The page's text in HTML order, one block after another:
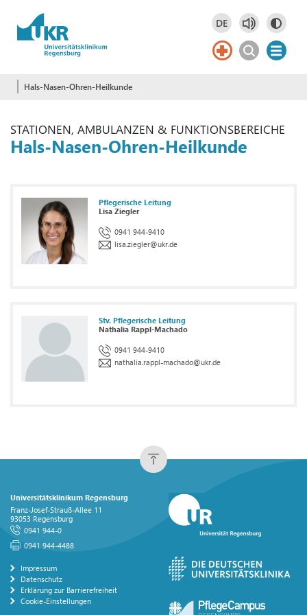
Springe zum Hauptinhalt DE
Deutsch
DE
Hals-Nasen-Ohren-Heilkunde
STATIONEN, AMBULANZEN & FUNKTIONSBEREICHE
Hals-Nasen-Ohren-Heilkunde
Pflegerische Leitung
Lisa Ziegler
0941 944-9410
lisa.ziegler@ukr.de
Stv. Pflegerische Leitung
Nathalia Rappl-Machado
0941 944-9410
nathalia.rappl-machado@ukr.de
Universitätsklinikum Regensburg
Franz-Josef-Strauß-Allee 11
93053 Regensburg
0941 944-0
0941 944-4488
Impressum
Datenschutz
Erklärung zur Barrierefreiheit
Cookie-Einstellungen